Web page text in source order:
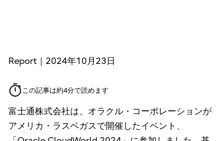
Report｜2024年10月23日
この記事は約4分で読めます
富士通株式会社は、オラクル・コーポレーションが
アメリカ・ラスベガスで開催したイベント、